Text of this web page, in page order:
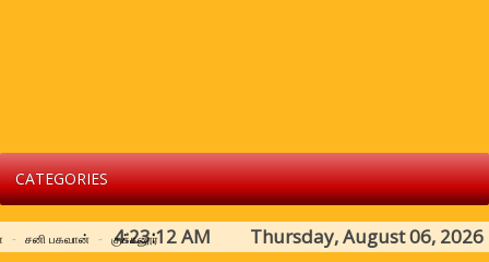
CATEGORIES
4:23:12 AM Thursday, August 06, 2026
சனி பகவான் குச்சனூர்